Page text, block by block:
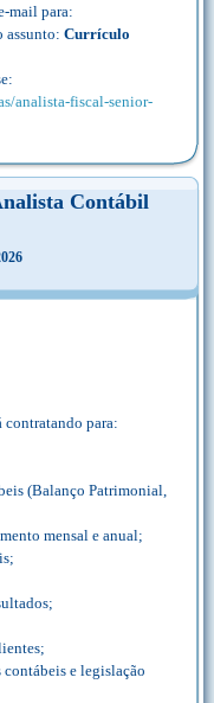
mail para:
assunto: Currículo
analista-fiscal-senior-
Contábil
contratando para:
(Balanço Patrimonial,
mensal e anual;
e legislação